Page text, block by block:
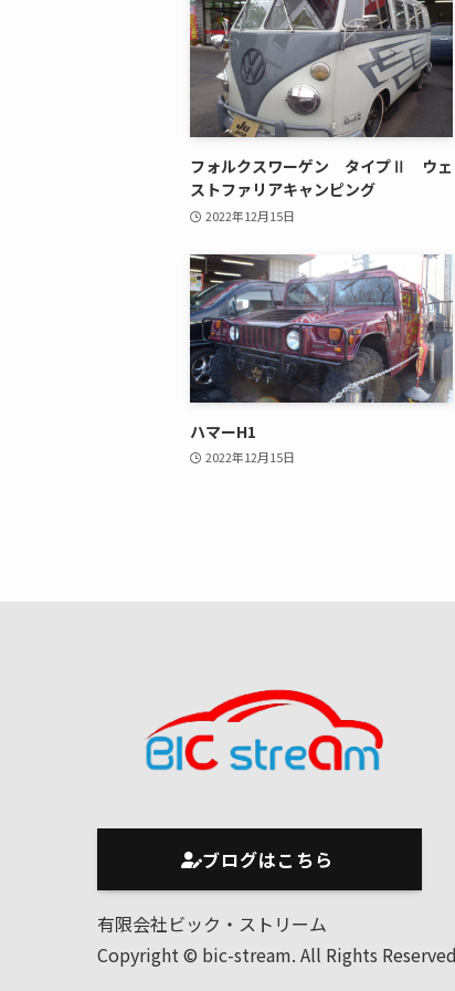
フォルクスワーゲン タイプⅡ ウェ
ストファリアキャンピング
2022年12月15日
ハマーH1
2022年12月15日
ブログはこちら
有限会社ビック・ストリーム
Copyright © bic-stream. All Rights